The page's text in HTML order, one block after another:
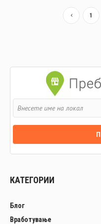
1
КАТЕГОРИИ
Блог
Вработување